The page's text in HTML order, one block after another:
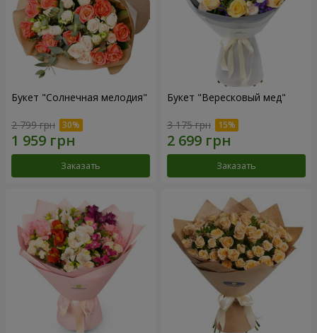
Букет "Солнечная мелодия"
2 799 грн
Заказать
Букет "Вересковый мед"
3 175 грн
Заказать